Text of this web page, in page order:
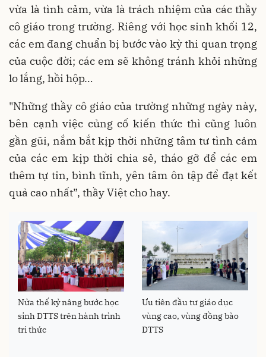
vừa là tình cảm, vừa là trách nhiệm của các thầy
cô giáo trong trường. Riêng với học sinh khối 12,
các em đang chuẩn bị bước vào kỳ thi quan trọng
của cuộc đời; các em sẽ không tránh khỏi những
lo lắng, hồi hộp…
"Những thầy cô giáo của trường những ngày này,
bên cạnh việc củng cố kiến thức thì cũng luôn
gần gũi, nắm bắt kịp thời những tâm tư tình cảm
của các em kịp thời chia sẻ, tháo gỡ để các em
thêm tự tin, bình tĩnh, yên tâm ôn tập để đạt kết
quả cao nhất”, thầy Việt cho hay.
Nửa thế kỷ nâng bước học
sinh DTTS trên hành trình
tri thức
Ưu tiên đầu tư giáo dục
vùng cao, vùng đồng bào
DTTS